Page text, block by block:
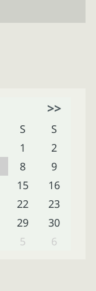
>>
S
S
1
2
8
9
15
16
22
23
29
30
5 6